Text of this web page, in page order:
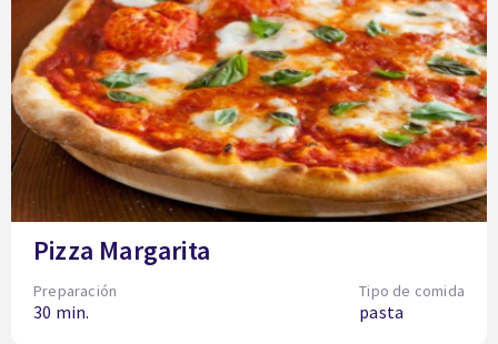
Pizza Margarita
Preparación
30 min.
Tipo de comida
pasta